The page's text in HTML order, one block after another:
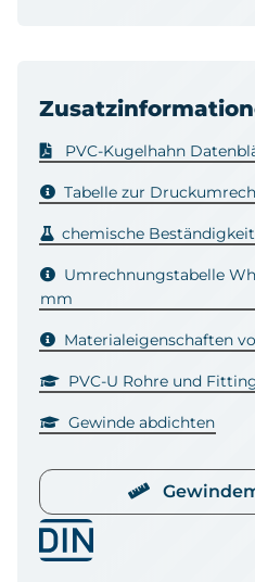
PVC-Kugelhahn
Tabelle zur
chemische Beständigkeit
Umrechnungstabelle
mm
Materialeigenschaften
PVC-U Rohre und
Gewinde abdichten